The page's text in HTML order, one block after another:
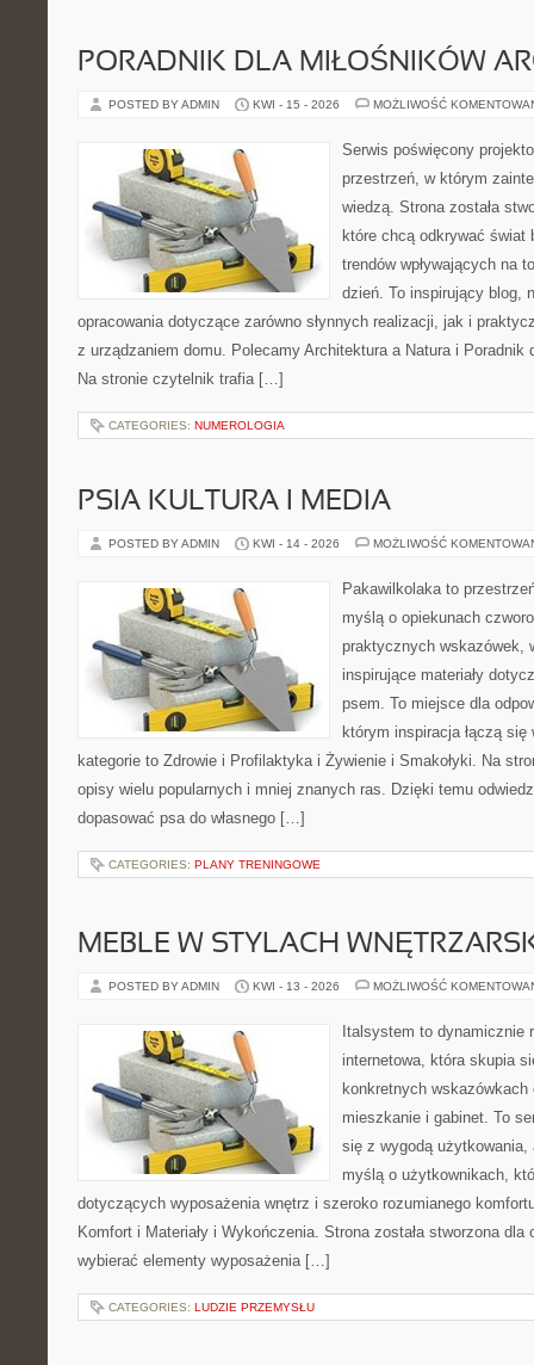
PORADNIK DLA MIŁOŚNIKÓW
POSTED BY ADMIN KWI - 15 - 2026 MOŻLIWOŚĆ
Serwis poświęcony
przestrzeń, w którym
wiedzą. Strona została
które chcą odkrywać świat
trendów wpływających na
dzień. To inspirujący blog,
opracowania dotyczące zarówno słynnych realizacji, jak i
z urządzaniem domu. Polecamy Architektura a Natura i Poradnik
Na stronie czytelnik trafia […]
CATEGORIES: NUMEROLOGIA
PSIA KULTURA I MEDIA
POSTED BY ADMIN KWI - 14 - 2026 MOŻLIWOŚĆ
Pakawilkolaka to
myślą o opiekunach
praktycznych wskazówek,
inspirujące materiały
psem. To miejsce dla
którym inspiracja łączą się
kategorie to Zdrowie i Profilaktyka i Żywienie i Smakołyki. Na
opisy wielu popularnych i mniej znanych ras. Dzięki temu
dopasować psa do własnego […]
CATEGORIES: PLANY TRENINGOWE
MEBLE W STYLACH
POSTED BY ADMIN KWI - 13 - 2026 MOŻLIWOŚĆ
Italsystem to dynamicznie
internetowa, która skupia
konkretnych
mieszkanie i gabinet. To
się z wygodą użytkowania,
myślą o użytkownikach,
dotyczących wyposażenia wnętrz i szeroko rozumianego
Komfort i Materiały i Wykończenia. Strona została stworzona
wybierać elementy wyposażenia […]
CATEGORIES: LUDZIE PRZEMYSŁU